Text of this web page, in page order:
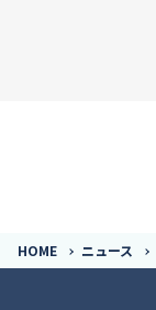
HOME ニュース